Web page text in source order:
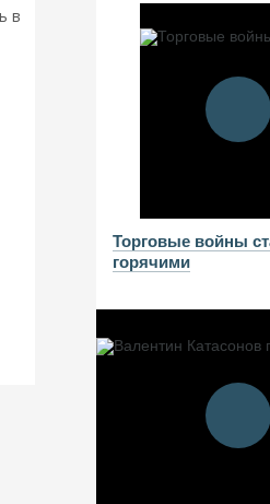
в
Торговые войны
горячими